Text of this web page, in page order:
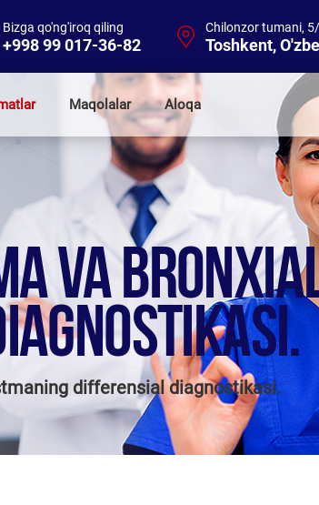
Bizga qo'ng'iroq qiling
+998 99 017-36-82
Chilonzor tumani,
Toshkent,
Maqolalar Aloqa
VA
differensial diagnostikasi.